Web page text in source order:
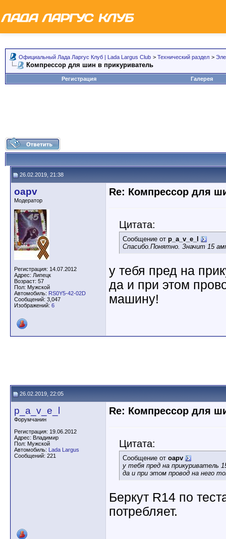
Официальный Лада Ларгус Клуб | Lada Largus Club > Технический раздел >
Компрессор для шин в прикуриватель
Регистрация Галерея
26.02.2019, 21:38
oapv
Модератор
Регистрация: 14.07.2012
Адрес: Липецк
Возраст: 57
Пол: Мужской
Автомобиль: RS0Y5-42-02D
Сообщений: 3,047
Изображений: 6
Re: Компрессор для
Цитата:
Сообщение от p_a_v_e_l
Спасибо.Понятно. Значит 15
у тебя пред на
да и при этом
машину!
26.02.2019, 22:05
p_a_v_e_l
Форумчанин
Регистрация: 19.06.2012
Адрес: Владимир
Пол: Мужской
Автомобиль: Lada Largus
Сообщений: 221
Re: Компрессор для
Цитата:
Сообщение от oapv
у тебя пред на прикуриватель
да и при этом провод на него
Беркут R14 по
потребляет.